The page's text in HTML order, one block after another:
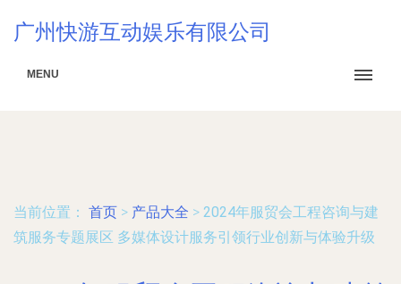
广州快游互动娱乐有限公司
MENU
当前位置： 首页 > 产品大全 > 2024年服贸会工程咨询与建
筑服务专题展区 多媒体设计服务引领行业创新与体验升级